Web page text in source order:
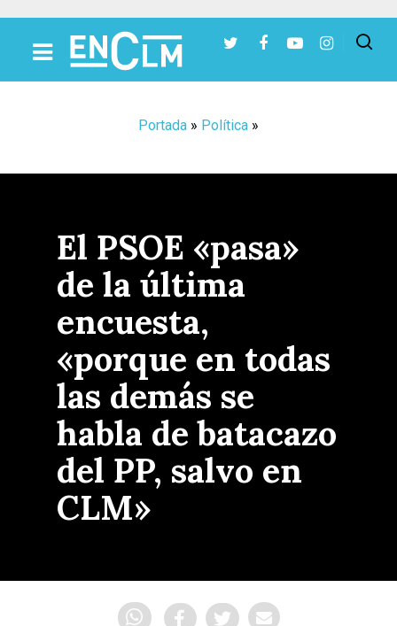
Portada » Política »
El PSOE «pasa»
de la última
encuesta,
«porque en todas
las demás se
habla de batacazo
del PP, salvo en
CLM»